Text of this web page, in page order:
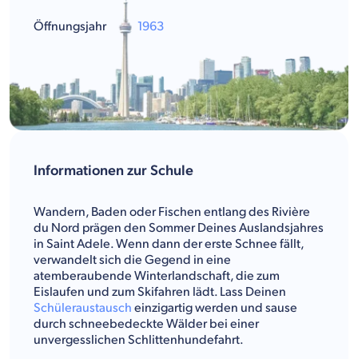
Informationen zur Schule
Wandern, Baden oder Fischen entlang des Rivière
du Nord prägen den Sommer Deines Auslandsjahres
in Saint Adele. Wenn dann der erste Schnee fällt,
verwandelt sich die Gegend in eine
atemberaubende Winterlandschaft, die zum
Eislaufen und zum Skifahren lädt. Lass Deinen
Schüleraustausch einzigartig werden und sause
durch schneebedeckte Wälder bei einer
unvergesslichen Schlittenhundefahrt.
Öffnungsjahr 1963